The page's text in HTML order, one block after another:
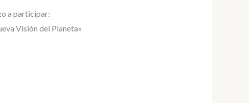
a participar:
Visión del Planeta»